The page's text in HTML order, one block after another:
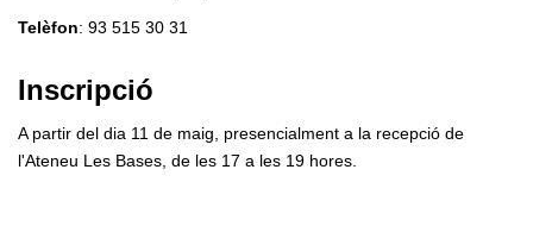
Telèfon: 93 515 30 31
Inscripció
A partir del dia 11 de maig, presencialment a la recepció de
l'Ateneu Les Bases, de les 17 a les 19 hores.